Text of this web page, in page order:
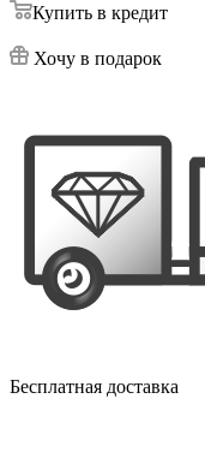
Купить в кредит
Хочу в подарок
Бесплатная доставка